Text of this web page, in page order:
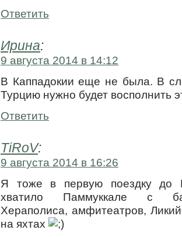
Ответить
Ирина:
9 августа 2014 в 14:12
В Каппадокии еще не была. В
Турцию нужно будет восполнить
Ответить
TiRoV:
9 августа 2014 в 16:26
Я тоже в первую поездку до
хватило Паммуккале с
Хераполиса, амфитеатров,
на яхтах